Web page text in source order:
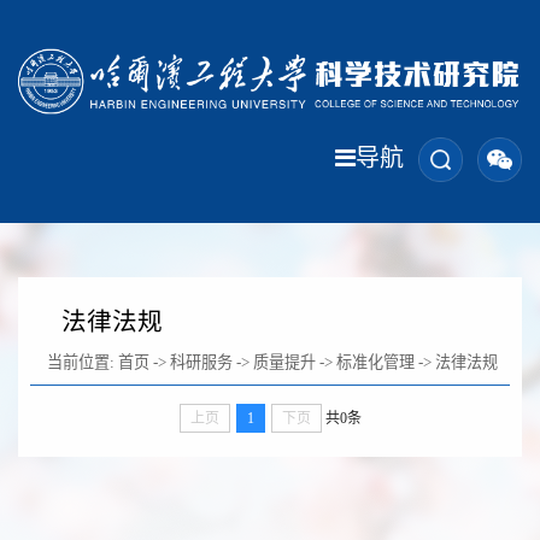
导航
法律法规
当前位置: 首页 -> 科研服务 -> 质量提升 -> 标准化管理 -> 法律法规
上页 1 下页 共0条